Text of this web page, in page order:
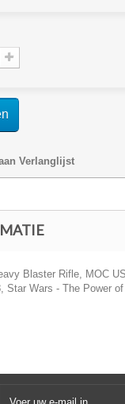
Verlanglijst
Blaster Rifle, MOC
Star Wars - The Power